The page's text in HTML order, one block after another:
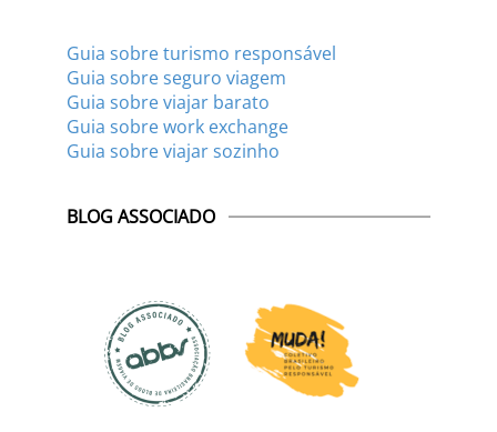
Guia sobre turismo responsável
Guia sobre seguro viagem
Guia sobre viajar barato
Guia sobre work exchange
Guia sobre viajar sozinho
BLOG ASSOCIADO